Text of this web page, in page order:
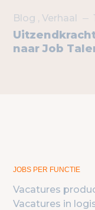
Blog ,Verhaal
naar Job
JOBS PER FUNCTIE
Vacatures
Vacatures in